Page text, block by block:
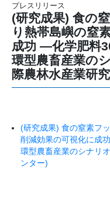
プレスリリース
(研究成果) 食の
り熱帯島嶼の窒
成功 ―化学肥料
環型農畜産業の
際農林水産業研
(研究成果) 食の窒素フ
削減効果の可視化に成
環型農畜産業のシナリ
ンター)